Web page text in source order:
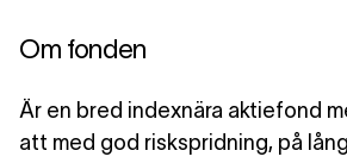
Om fonden
Är en bred indexnära aktiefond
att med god riskspridning, på